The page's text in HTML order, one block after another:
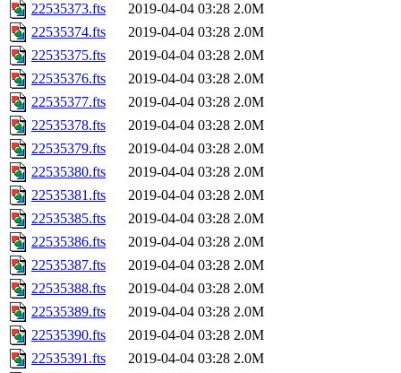
22535373.fts
2019-04-04 03:28 2.0M
22535374.fts
2019-04-04 03:28 2.0M
22535375.fts
2019-04-04 03:28 2.0M
22535376.fts
2019-04-04 03:28 2.0M
22535377.fts
2019-04-04 03:28 2.0M
22535378.fts
2019-04-04 03:28 2.0M
22535379.fts
2019-04-04 03:28 2.0M
22535380.fts
2019-04-04 03:28 2.0M
22535381.fts
2019-04-04 03:28 2.0M
22535385.fts
2019-04-04 03:28 2.0M
22535386.fts
2019-04-04 03:28 2.0M
22535387.fts
2019-04-04 03:28 2.0M
22535388.fts
2019-04-04 03:28 2.0M
22535389.fts
2019-04-04 03:28 2.0M
22535390.fts
2019-04-04 03:28 2.0M
22535391.fts
2019-04-04 03:28 2.0M